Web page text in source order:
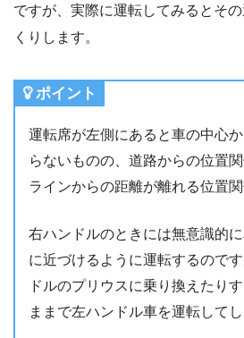
ですが、実際に運転してみるとそ
くりします。
ポイント
運転席が左側にあると車の中心
らないものの、道路からの位置
ラインからの距離が離れる位置関
右ハンドルのときには無意識的
に近づけるように運転するので
ドルのプリウスに乗り換えたり
ままで左ハンドル車を運転してし